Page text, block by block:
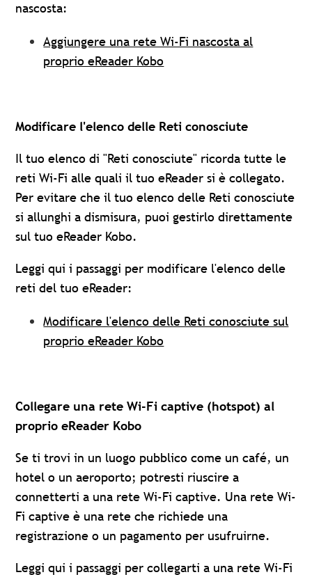
nascosta:
Aggiungere una rete Wi-Fi nascosta al
proprio eReader Kobo
Modificare l'elenco delle Reti conosciute
Il tuo elenco di "Reti conosciute" ricorda tutte le
reti Wi-Fi alle quali il tuo eReader si è collegato.
Per evitare che il tuo elenco delle Reti conosciute
si allunghi a dismisura, puoi gestirlo direttamente
sul tuo eReader Kobo.
Leggi qui i passaggi per modificare l'elenco delle
reti del tuo eReader:
Modificare l'elenco delle Reti conosciute sul
proprio eReader Kobo
Collegare una rete Wi-Fi captive (hotspot) al
proprio eReader Kobo
Se ti trovi in un luogo pubblico come un café, un
hotel o un aeroporto; potresti riuscire a
connetterti a una rete Wi-Fi captive. Una rete Wi-
Fi captive è una rete che richiede una
registrazione o un pagamento per usufruirne.
Leggi qui i passaggi per collegarti a una rete Wi-Fi